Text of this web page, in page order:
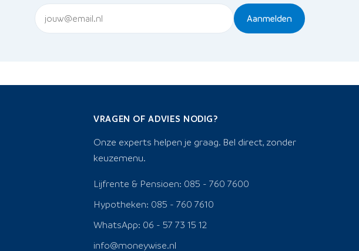
Aanmelden
VRAGEN OF ADVIES NODIG?
Onze experts helpen je graag. Bel direct, zonder
keuzemenu.
Lijfrente & Pensioen: 085 - 760 7600
Hypotheken: 085 - 760 7610
WhatsApp: 06 - 57 73 15 12
info@moneywise.nl